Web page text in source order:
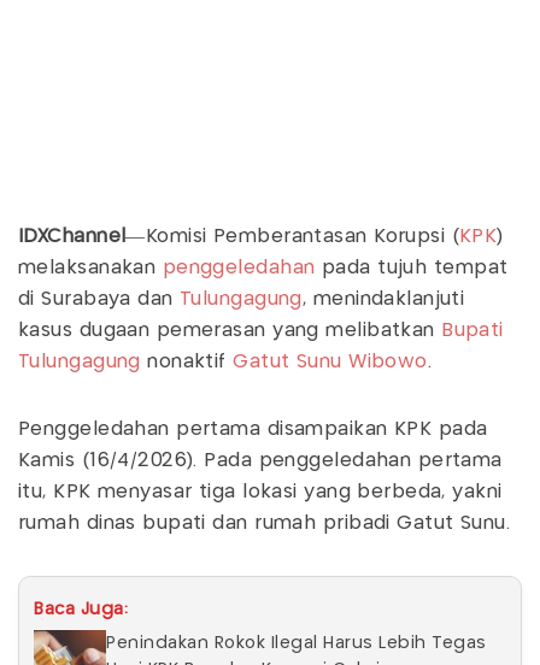
IDXChannel—Komisi Pemberantasan Korupsi ( KPK)
melaksanakan penggeledahan pada tujuh tempat
di Surabaya dan Tulungagung , menindaklanjuti
kasus dugaan pemerasan yang melibatkan Bupati
Tulungagung nonaktif Gatut Sunu Wibowo .
Penggeledahan pertama disampaikan KPK pada
Kamis (16/4/2026). Pada penggeledahan pertama
itu, KPK menyasar tiga lokasi yang berbeda, yakni
rumah dinas bupati dan rumah pribadi Gatut Sunu.
Baca Juga:
Penindakan Rokok Ilegal Harus Lebih Tegas